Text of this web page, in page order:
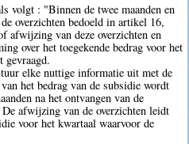
volgt : "Binnen de twee maanden en
overzichten bedoeld in artikel 16,
afwijzing van deze overzichten en
over het toegekende bedrag voor het
gevraagd.
elke nuttige informatie uit met de
het bedrag van de subsidie wordt
na het ontvangen van de
afwijzing van de overzichten leidt
voor het kwartaal waarvoor de